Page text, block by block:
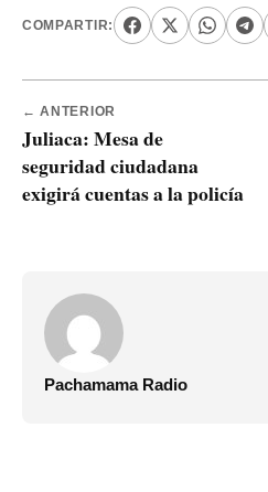
COMPARTIR:
← ANTERIOR
Juliaca: Mesa de
seguridad ciudadana
exigirá cuentas a la policía
Pachamama Radio